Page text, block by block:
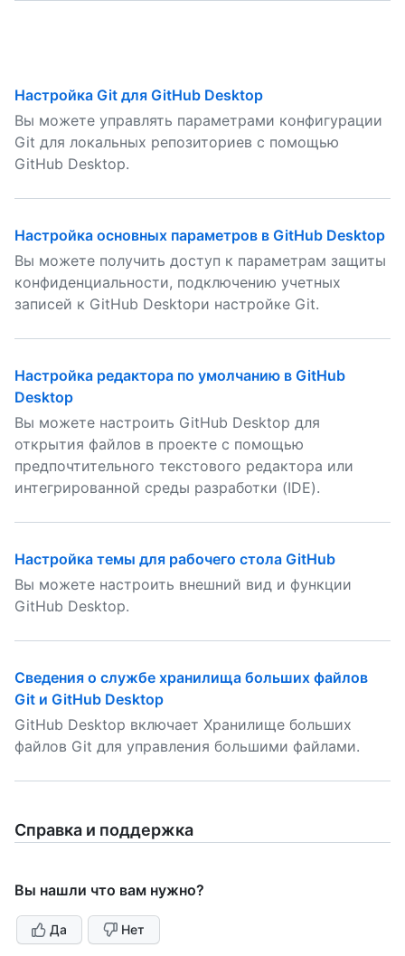
Настройка Git для GitHub Desktop
Вы можете управлять параметрами конфигурации
Git для локальных репозиториев с помощью
GitHub Desktop.
Настройка основных параметров в GitHub Desktop
Вы можете получить доступ к параметрам защиты
конфиденциальности, подключению учетных
записей к GitHub Desktopи настройке Git.
Настройка редактора по умолчанию в GitHub
Desktop
Вы можете настроить GitHub Desktop для
открытия файлов в проекте с помощью
предпочтительного текстового редактора или
интегрированной среды разработки (IDE).
Настройка темы для рабочего стола GitHub
Вы можете настроить внешний вид и функции
GitHub Desktop.
Сведения о службе хранилища больших файлов
Git и GitHub Desktop
GitHub Desktop включает Хранилище больших
файлов Git для управления большими файлами.
Справка и поддержка
Вы нашли что вам нужно?
Да Нет